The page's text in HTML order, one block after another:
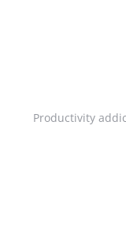
Productivity